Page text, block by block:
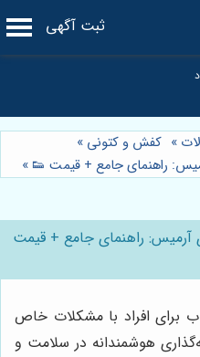
ثبت آگهی
» کفش و کتونی »
راهنمای جامع + قیمت 👟 »
آرمیس: راهنمای جامع + قیمت
برای افراد با مشکلات خاص
هوشمندانه در سلامت و